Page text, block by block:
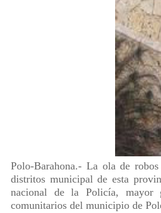
Polo-Barahona.- La ola de
distritos municipal de esta
nacional de la Policía, mayor
comunitarios del municipio de